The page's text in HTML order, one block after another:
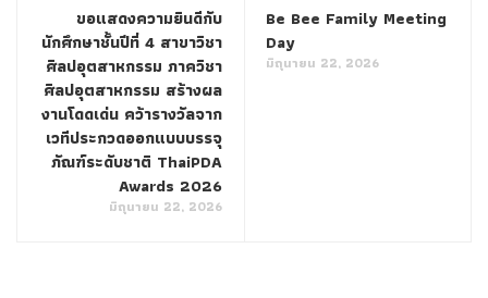
ขอแสดงความยินดีกับ
นักศึกษาชั้นปีที่ 4 สาขาวิชา
ศิลปอุตสาหกรรม ภาควิชา
ศิลปอุตสาหกรรม สร้างผล
งานโดดเด่น คว้ารางวัลจาก
เวทีประกวดออกแบบบรรจุ
ภัณฑ์ระดับชาติ ThaiPDA
Awards 2026
มิถุนายน 22, 2026
Be Bee Family Meeting
Day
มิถุนายน 22, 2026